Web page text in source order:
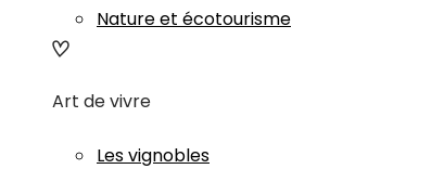
Nature et écotourisme
Art de vivre
Les vignobles